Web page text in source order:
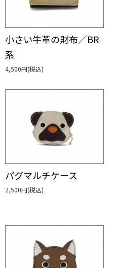
小さい牛革の財布／BR
系
4,500円(税込)
パグマルチケース
2,500円(税込)